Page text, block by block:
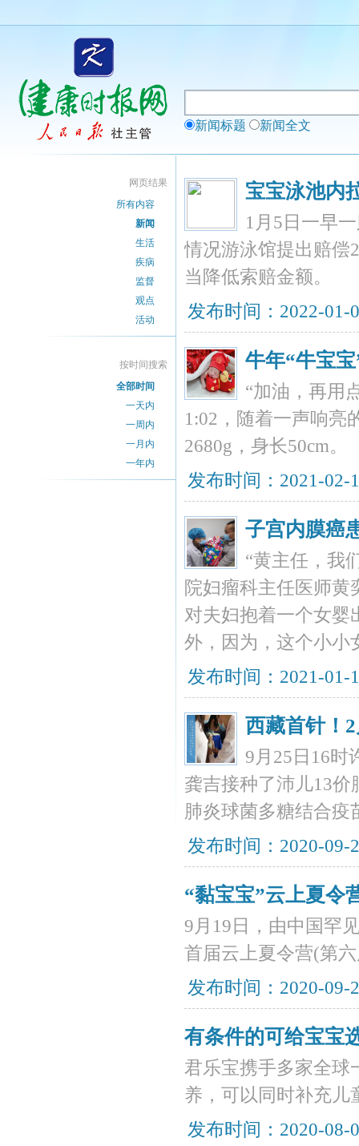
新闻标题 新闻全文
网页结果
所有内容
新闻
生活
疾病
监督
观点
活动
按时间搜索
全部时间
一天内
一周内
一月内
一年内
宝宝泳池内
1月5日一早
情况游泳馆提出赔偿
当降低索赔金额。
发布时间：2022-
牛年“牛宝
“加油，再用
1:02，随着一声响亮
2680g，身长50cm。
发布时间：2021-
子宫内膜癌
“黄主任，我
院妇瘤科主任医师
对夫妇抱着一个女婴
外，因为，这个小小
发布时间：2021-
西藏首针！
9月25日16时
龚吉接种了沛儿13
肺炎球菌多糖结合疫
发布时间：2020-
“黏宝宝”云上夏令
9月19日，由中国罕
首届云上夏令营(第
发布时间：2020-
有条件的可给宝宝
君乐宝携手多家全球
养，可以同时补充儿
发布时间：2020-